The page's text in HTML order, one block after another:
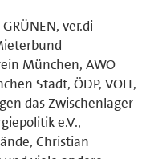
ver.di
München, AWO
Stadt, ÖDP, VOLT,
das Zwischenlager
e.V.,
Christian